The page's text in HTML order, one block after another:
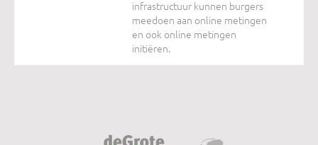
infrastructuur kunnen burgers
meedoen aan online metingen
en ook online metingen
initiëren.